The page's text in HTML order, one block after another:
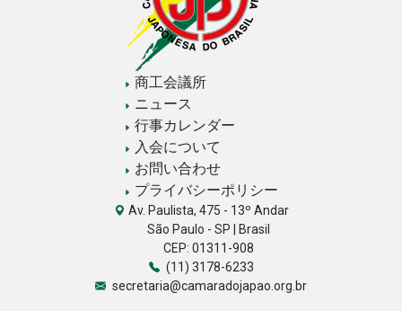
商工会議所
ニュース
行事カレンダー
入会について
お問い合わせ
プライバシーポリシー
Av. Paulista, 475 - 13º Andar
São Paulo - SP | Brasil
CEP: 01311-908
(11) 3178-6233
secretaria@camaradojapao.org.br